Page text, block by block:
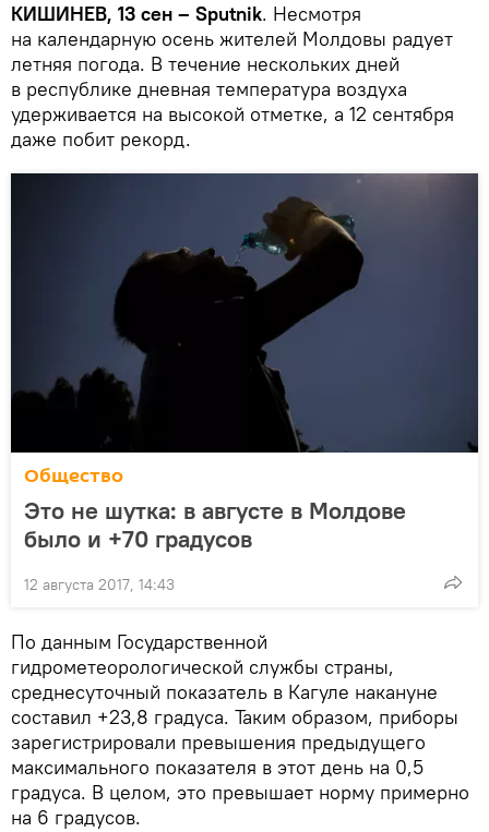
КИШИНЕВ, 13 сен – Sputnik. Несмотря
на календарную осень жителей Молдовы радует
летняя погода. В течение нескольких дней
в республике дневная температура воздуха
удерживается на высокой отметке, а 12 сентября
даже побит рекорд.
Общество
Это не шутка: в августе в Молдове
было и +70 градусов
12 августа 2017, 14:43
По данным Государственной
гидрометеорологической службы страны,
среднесуточный показатель в Кагуле накануне
составил +23,8 градуса. Таким образом, приборы
зарегистрировали превышения предыдущего
максимального показателя в этот день на 0,5
градуса. В целом, это превышает норму примерно
на 6 градусов.